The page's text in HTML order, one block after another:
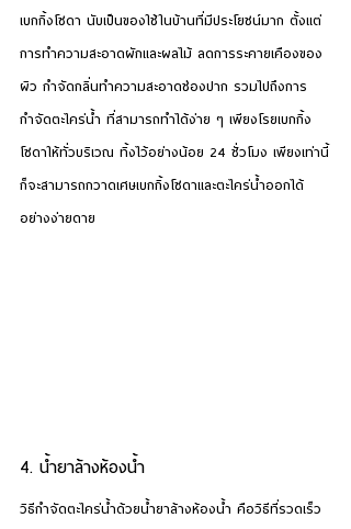
เบกกิ้งโซดา นับเป็นของใช้ในบ้านที่มีประโยชน์มาก ตั้งแต่
การทำความสะอาดผักและผลไม้ ลดการระคายเคืองของ
ผิว กำจัดกลิ่นทำความสะอาดช่องปาก รวมไปถึงการ
กำจัดตะไคร่น้ำ ที่สามารถทำได้ง่าย ๆ เพียงโรยเบกกิ้ง
โซดาให้ทั่วบริเวณ ทิ้งไว้อย่างน้อย 24 ชั่วโมง เพียงเท่านี้
ก็จะสามารถกวาดเศษเบกกิ้งโซดาและตะไคร่น้ำออกได้
อย่างง่ายดาย
4. น้ำยาล้างห้องน้ำ
วิธีกำจัดตะไคร่น้ำด้วยน้ำยาล้างห้องน้ำ คือวิธีที่รวดเร็ว